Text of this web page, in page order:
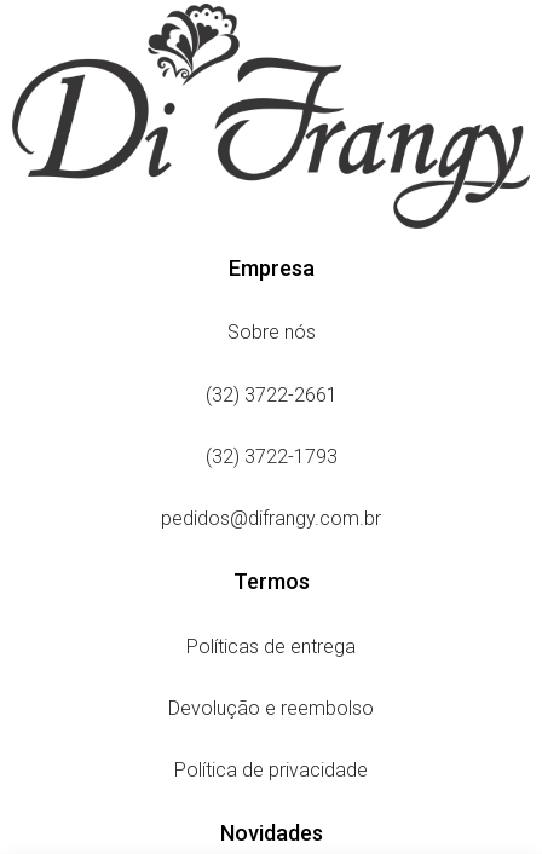
Empresa
Sobre nós
(32) 3722-2661
(32) 3722-1793
pedidos@difrangy.com.br
Termos
Políticas de entrega
Devolução e reembolso
Política de privacidade
Novidades